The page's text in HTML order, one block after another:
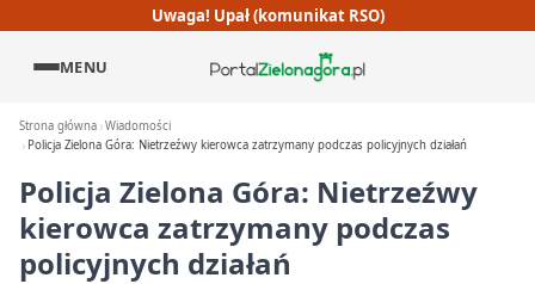
Uwaga! Upał (komunikat RSO)
MENU
Strona główna Wiadomości
Policja Zielona Góra: Nietrzeźwy kierowca zatrzymany podczas policyjnych działań
Policja Zielona Góra: Nietrzeźwy
kierowca zatrzymany podczas
policyjnych działań